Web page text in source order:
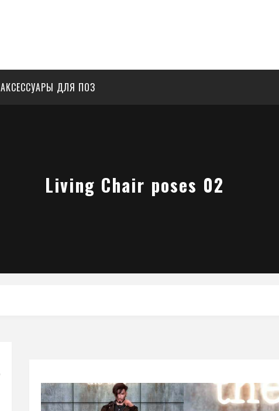
АКСЕССУАРЫ ДЛЯ ПОЗ
Living Chair poses 02